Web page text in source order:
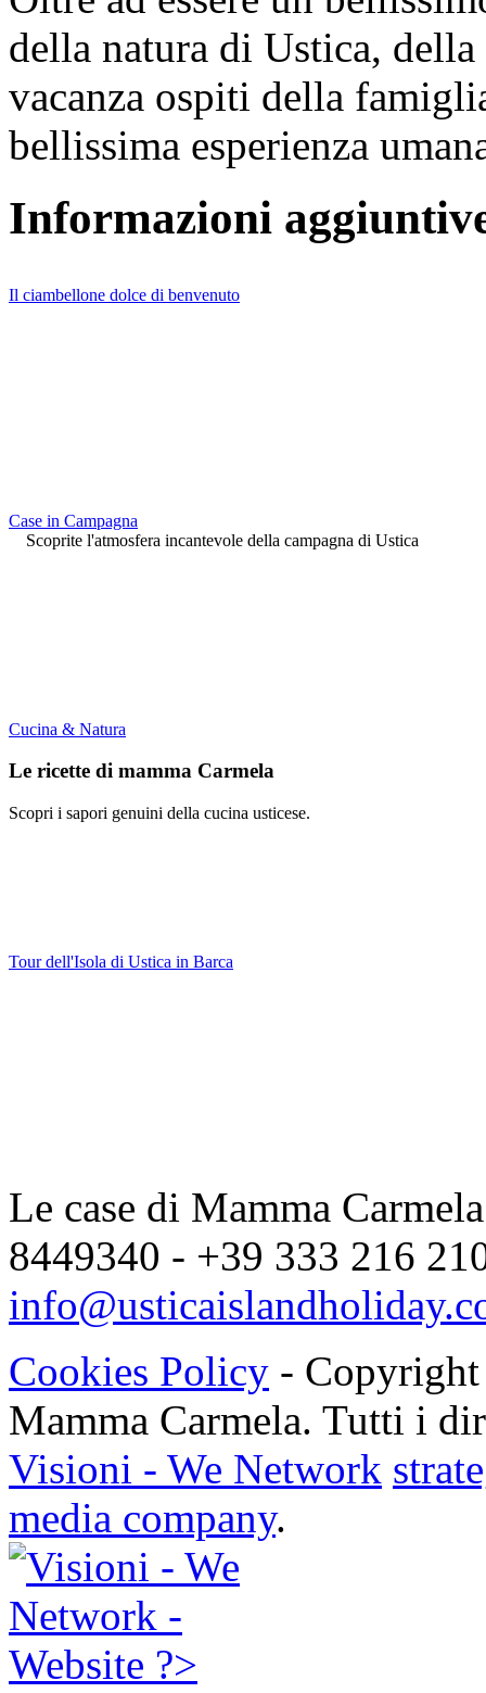
della natura di Ustica,
vacanza ospiti della
bellissima esperienza
Informazioni
Il ciambellone dolce di benvenuto
Case in Campagna
Scoprite l'atmosfera incantevole della campagna di Ustica
Cucina & Natura
Le ricette di mamma Carmela
Scopri i sapori genuini della cucina usticese.
Tour dell'Isola di Ustica in Barca
Le case di Mamma
8449340 - +39 333 216
Cookies Policy - Copyright
Mamma Carmela. Tutti i
Visioni - We Network
media company.